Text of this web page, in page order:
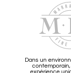
Dans un
expérience